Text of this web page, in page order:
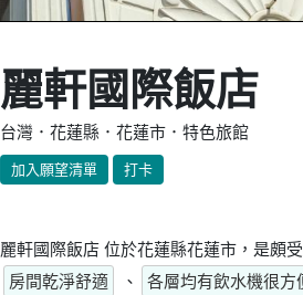
麗軒國際飯店
台灣．花蓮縣．花蓮市．特色旅館
加入願望清單 打卡
麗軒國際飯店 位於花蓮縣花蓮市，是頗
房間乾淨舒適
、 各層均有飲水機很方